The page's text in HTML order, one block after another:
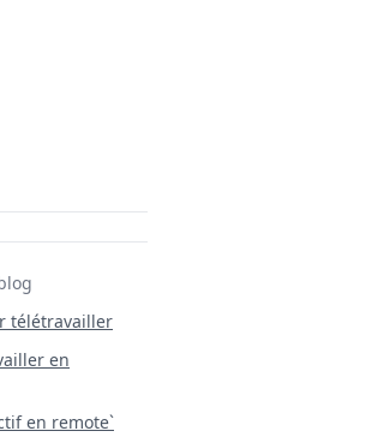
télétravailler
en
en remote`